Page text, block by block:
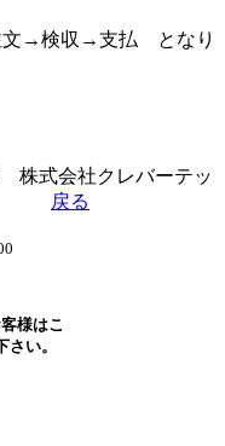
文→検収→支払 となり
株式会社クレバーテッ
戻る
様はこ
い。